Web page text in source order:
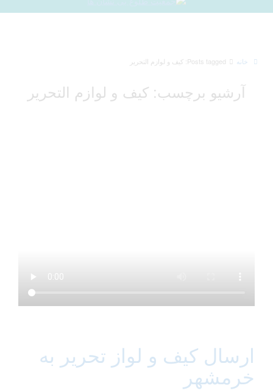
خانه Posts tagged: کیف و لوازم التحریر
آرشیو برچسب: کیف و لوازم التحریر
ارسال کیف و لواز تحریر به
خرمشهر